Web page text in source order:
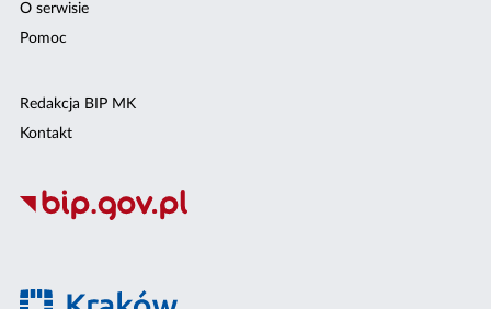
O serwisie
Pomoc
Redakcja BIP MK
Kontakt